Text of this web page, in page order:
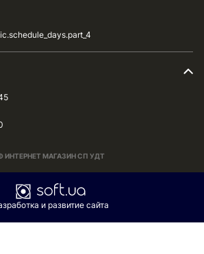
ИНТЕРНЕТ МАГАЗИН СП УДТ
и развитие сайта